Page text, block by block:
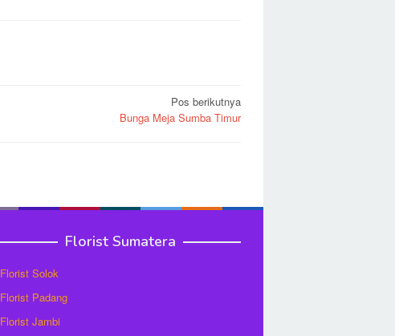
Pos berikutnya
Bunga Meja Sumba Timur
Florist Sumatera
Florist Solok
Florist Padang
Florist Jambi